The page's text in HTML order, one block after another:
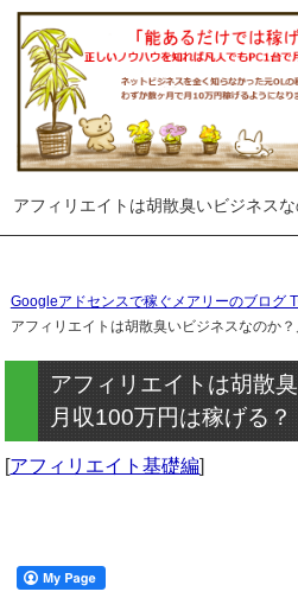
アフィリエイトは胡散臭いビジネス
Googleアドセンスで稼ぐメアリーのブログ
アフィリエイトは胡散臭いビジネスなのか
アフィリエイトは胡散
月収100万円は稼げる？
アフィリエイト基礎編